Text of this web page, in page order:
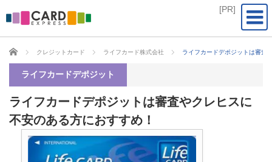
CARD EXPRESSクレジットカード ライフカード株式会社 ライフカードデポジットは審査
ライフカードデポジット
ライフカードデポジットは審査やクレヒスに
不安のある方におすすめ！